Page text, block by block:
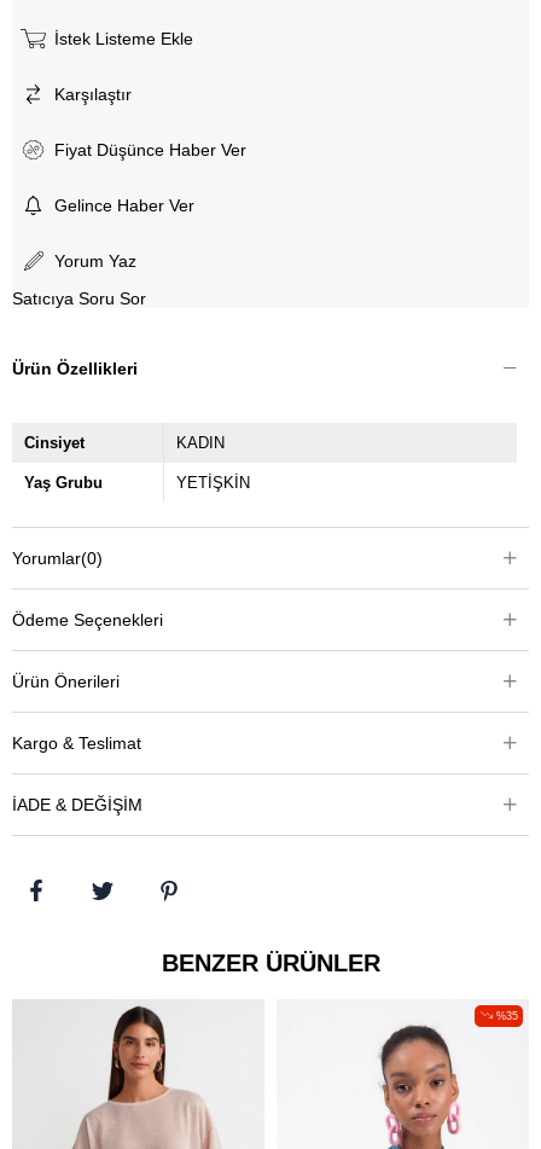
İstek Listeme Ekle
Karşılaştır
Fiyat Düşünce Haber Ver
Gelince Haber Ver
Yorum Yaz
Satıcıya Soru Sor
Ürün Özellikleri
Cinsiyet KADIN
Yaş Grubu YETİŞKİN
Yorumlar(0)
Ödeme Seçenekleri
Ürün Önerileri
Kargo & Teslimat
İADE & DEĞİŞİM
BENZER ÜRÜNLER
%35